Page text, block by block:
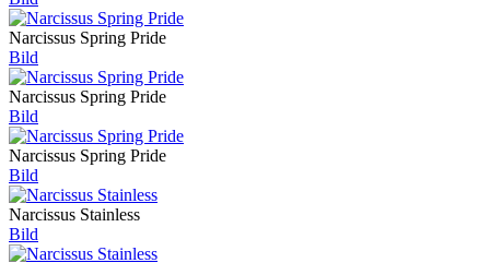
Narcissus Spring Pride
Bild
Narcissus Spring Pride
Bild
Narcissus Spring Pride
Bild
Narcissus Stainless
Bild